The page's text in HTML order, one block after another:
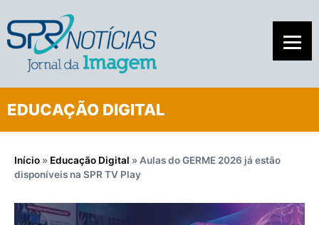
EDUCAÇÃO DIGITAL
Início » Educação Digital » Aulas do GERME 2026 já estão
disponíveis na SPR TV Play